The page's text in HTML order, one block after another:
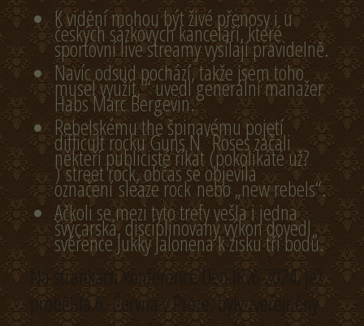
K vidění mohou být živé přenosy i u
českých sázkových kanceláří, které
sportovní live streamy vysílají pravidelně.
Navíc odsud pochází, takže jsem toho
musel využít, “ uvedl generální manažer
Habs Marc Bergevin.
Rebelskému the špinavému pojetí
difficult rocku Guns N´Roses začali
někteří publicisté říkat (pokolikáté už?
) street rock, občas se objevila
označení sleaze rock nebo „new rebels“.
Ačkoli se mezi tyto trefy vešla i jedna
švýcarská, disciplinovaný výkon dovedl
svěřence Jukky Jalonena k zisku tří bodů.
Na stránkách konference Den IPv6 2024, jež
proběhla 6. Června v Praze, byly zveřejněny